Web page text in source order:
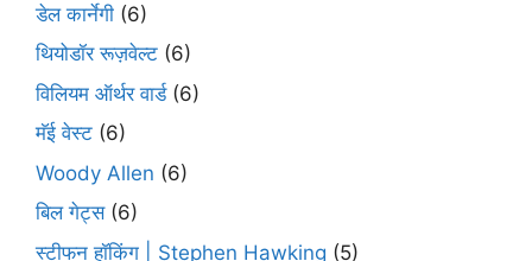
डेल कार्नेगी (6)
थियोडॉर रूज़वेल्ट (6)
विलियम ऑर्थर वार्ड(6)
मॅई वेस्ट (6)
Woody Allen (6)
बिल गेट्स(6)
स्टीफन हॉकिंग | Stephen Hawking (5)